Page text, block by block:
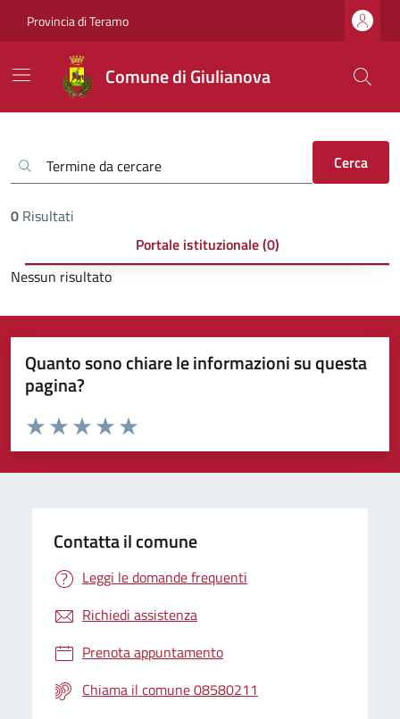
Provincia di Teramo
Comune di Giulianova
Cerca
0 Risultati
Portale istituzionale (0)
Nessun risultato
Quanto sono chiare le informazioni su questa
pagina?
Valuta da 1 a 5 stelle la pagina
Valuta 5 stelle su 5
Valuta 4 stelle su 5
Valuta 3 stelle su 5
Valuta 2 stelle su 5
Valuta 1 stelle su 5
Contatta il comune
Leggi le domande frequenti
Richiedi assistenza
Prenota appuntamento
Chiama il comune 08580211